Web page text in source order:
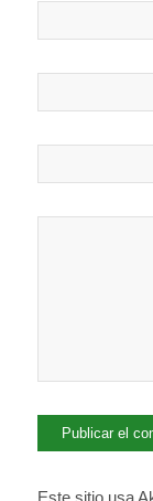
Este sitio usa